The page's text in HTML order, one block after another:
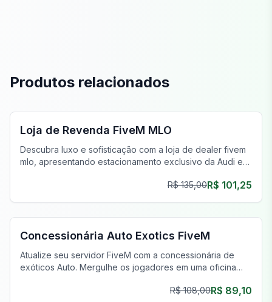
Produtos relacionados
Loja de Revenda FiveM MLO
Descubra luxo e sofisticação com a loja de dealer fivem
mlo, apresentando estacionamento exclusivo da Audi e
R$ 135,00R$ 101,25
FiveM Concessionária MLO
Concessionária Auto Exotics FiveM
Atualize seu servidor FiveM com a concessionária de
exóticos Auto. Mergulhe os jogadores em uma oficina
R$ 108,00R$ 89,10